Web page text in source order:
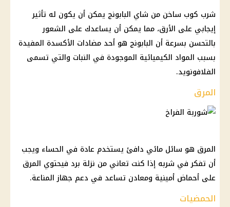
شرب كوب ساخن من شاي البابونج يمكن أن يكون له تأثير
إيجابي على الأرق، مما يمكن أن يساعدك على الشعور
بالتحسن بسرعة أن البابونج هو أحد مضادات الأكسدة المفيدة
بسبب المواد الكيميائية الموجودة في النبات والتي تسمى
الفلافونويد.
المرق
المرق هو سائل مائي دافئ يستخدم عادة في الحساء ويجب
أن تفكر في شربه إذا كنت تعاني من نزلة برد فيحتوي المرق
على أحماض أمينية ومعادن تساعد في دعم جهاز المناعة.
الحمضيات